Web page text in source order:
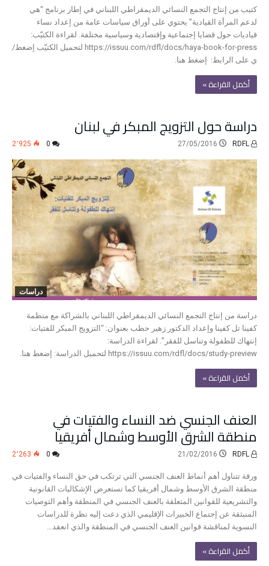
كتيب من إنتاج التجمع النسائي الديمقراطي اللبناني في إطار برنامج “هي
لدعم المرأة القيادية” يحتوي على أوراق سياسات عامة من إعداد نساء
قياديات حول قضايا إجتماعية وإقتصادية وسياسية مختلفة. لقراءة الكتيّب:
https://issuu.com/rdfl/docs/haya-book-for-press لتحميل الكتيّب إضغط/
ي على الرابط: إضغط هنا.
‫أكمل القراءة »‬
دراسة حول التزويج المبكر في لبنان
27/05/2016 2٬925
دراسات
دراسة من إنتاج التجمع النسائي الديمقراطي اللبناني بالشراكة مع منظمة
كفينا تل كفينا وإعداد الدكتور زهير حطب بعنوان: “التزويج المبكر للفتيات:
إنتهاك للطفولة وتناسل للفقر”. لقراءة الدراسة:
https://issuu.com/rdfl/docs/study-preview لتحميل الدراسة: إضغط هنا.
‫أكمل القراءة »‬
العنف الجنسي ضد النساء والفتيات في
منطقة الشرق الأوسط وشمال أفريقيا
21/02/2016 2٬263
ورقة تتناول أهم أنماط العنف الجنسي التي ترتكب في حق النساء والفتيات في
منطقة الشرق الأوسط وشمال أفريقيا كما تستعرض الإشكاليات القانونية
والتشريعية للقوانين المتعلقة بالعنف الجنسي في المنطقة وأهم التوصيات
المنبثقة عن إجتماع الخبيرات الإقليمي الذي دعت إليه نظرة للدراسات
النسوية لمناقشة قوانين العنف الجنسي في المنطقة والذي انعقد…
‫أكمل القراءة »‬